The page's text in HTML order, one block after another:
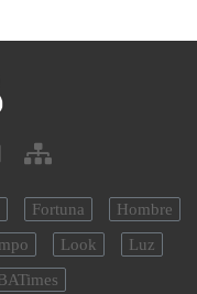
Fortuna
Hombre
Look
Luz